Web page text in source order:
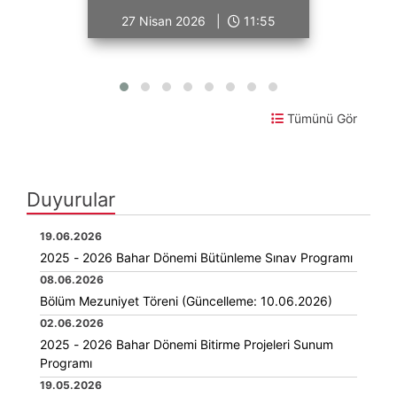
27 Nisan 2026 | 11:55
Tümünü Gör
Duyurular
19.06.2026
2025 - 2026 Bahar Dönemi Bütünleme Sınav Programı
08.06.2026
Bölüm Mezuniyet Töreni (Güncelleme: 10.06.2026)
02.06.2026
2025 - 2026 Bahar Dönemi Bitirme Projeleri Sunum
Programı
19.05.2026